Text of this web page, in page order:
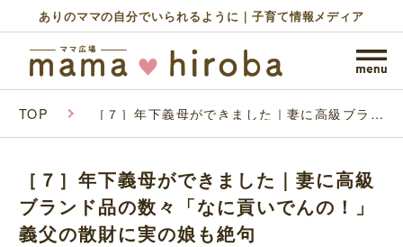
ありのママの自分でいられるように｜子育て情報メディア
TOP ［７］年下義母ができました｜妻に高級ブラン
実の娘も絶句
［７］年下義母ができました｜妻に高級
ブランド品の数々「なに貢いでんの！」
義父の散財に実の娘も絶句